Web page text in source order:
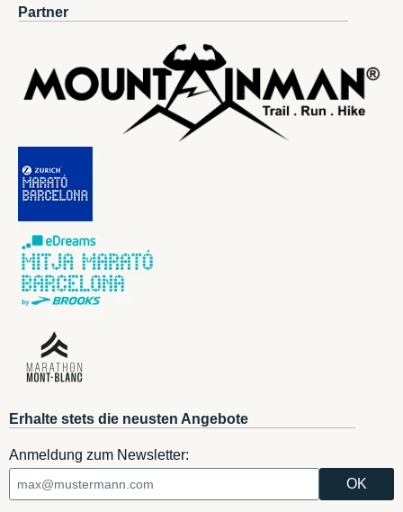
Partner
Erhalte stets die neusten Angebote
Anmeldung zum Newsletter: